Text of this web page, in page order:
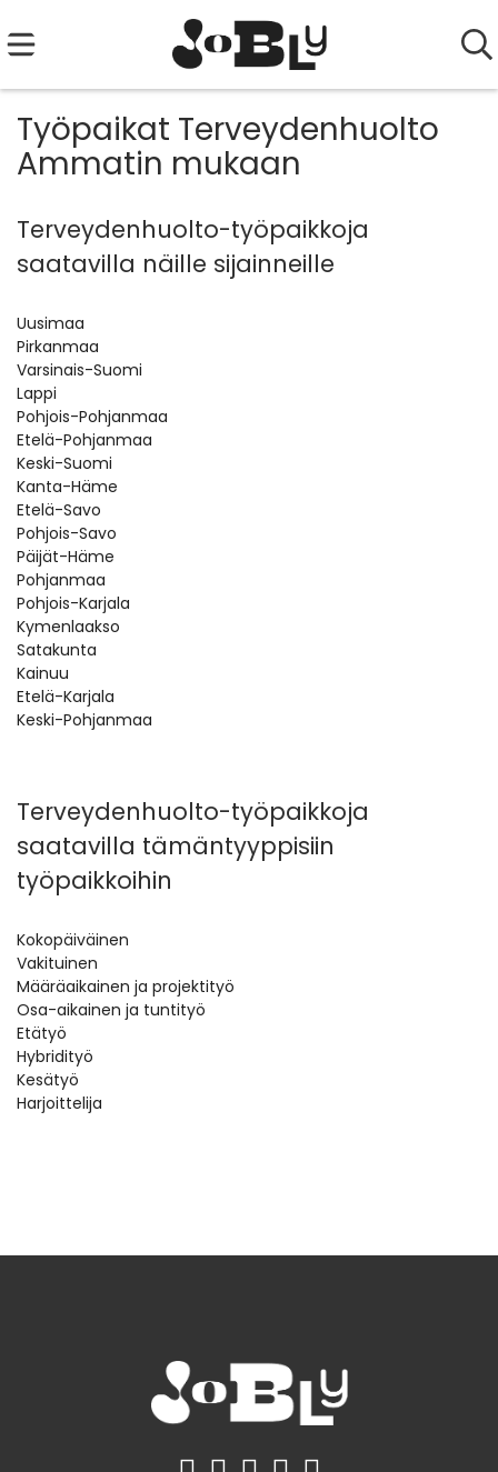
Työpaikat Terveydenhuolto
Ammatin mukaan
Terveydenhuolto-työpaikkoja
saatavilla näille sijainneille
Uusimaa
Pirkanmaa
Varsinais-Suomi
Lappi
Pohjois-Pohjanmaa
Etelä-Pohjanmaa
Keski-Suomi
Kanta-Häme
Etelä-Savo
Pohjois-Savo
Päijät-Häme
Pohjanmaa
Pohjois-Karjala
Kymenlaakso
Satakunta
Kainuu
Etelä-Karjala
Keski-Pohjanmaa
Terveydenhuolto-työpaikkoja
saatavilla tämäntyyppisiin
työpaikkoihin
Kokopäiväinen
Vakituinen
Määräaikainen ja projektityö
Osa-aikainen ja tuntityö
Etätyö
Hybridityö
Kesätyö
Harjoittelija